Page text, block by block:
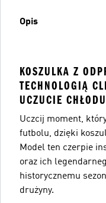
Opis
KOSZULKA Z
TECHNOLOGIĄ
UCZUCIE
Uczcij moment,
futbolu, dzięki
Model ten czerpie
oraz ich
historycznemu
drużyny.